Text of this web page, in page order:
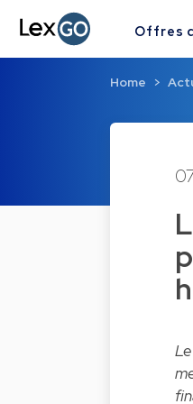
Offres
Home